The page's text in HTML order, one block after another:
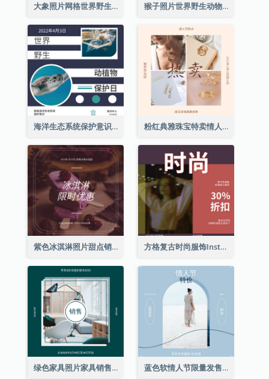
大象照片网格世界野生动物日Instagram帖子 猴子照片世界野生动物日Instagram帖子
海洋生态系统保护意识Instagram帖子 粉红典雅珠宝特卖情人节Instagram帖子
紫色冰淇淋照片甜点销售Instagram帖子 方格复古时尚服饰Instagram帖子
绿色家具照片家具销售Instagram帖子 蓝色软情人节限量发售Instagram帖子